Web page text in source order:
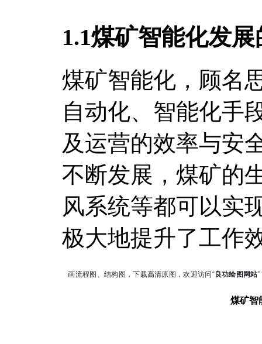
1.1煤矿智能化发
煤矿智能化，顾名
自动化、智能化手
及运营的效率与安
不断发展，煤矿的
风系统等都可以实
极大地提升了工作